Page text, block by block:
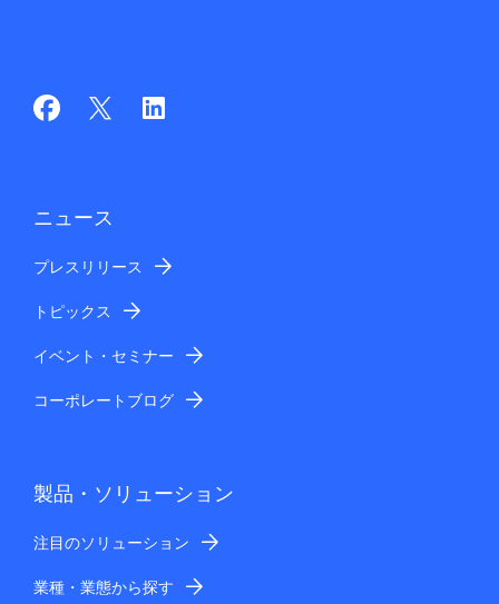
ニュース
プレスリリース
トピックス
イベント・セミナー
コーポレートブログ
製品・ソリューション
注目のソリューション
業種・業態から探す